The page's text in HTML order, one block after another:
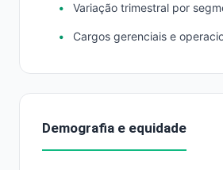
Variação trimestral por
Cargos gerenciais e
Demografia e equidade